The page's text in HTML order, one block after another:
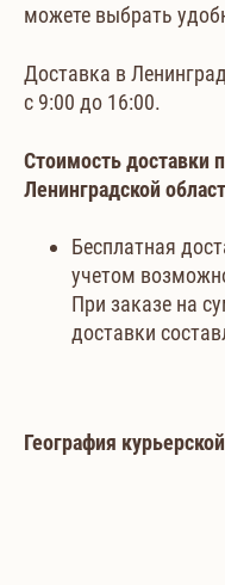
можете выбрать
Доставка в
с 9:00 до 16:00.
Стоимость доставки
Ленинградской
Бесплатная
учетом
При заказе на
доставки
География